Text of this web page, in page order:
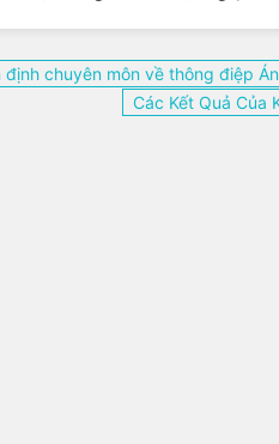
chuyên môn về thông điệp
Các Kết Quả Của